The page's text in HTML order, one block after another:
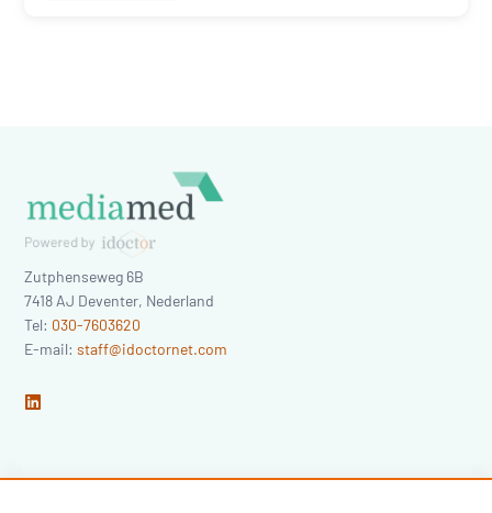
Zutphenseweg 6B
7418 AJ Deventer, Nederland
Tel: 030-7603620
E-mail:staff@idoctornet.com